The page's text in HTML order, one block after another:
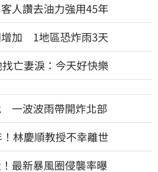
人讚去油力強用45年
增加 1地區恐炸雨3天
亡妻淚：今天好快樂
一波波雨帶開炸北部
林慶順教授不幸離世
最新暴風圈侵襲率曝